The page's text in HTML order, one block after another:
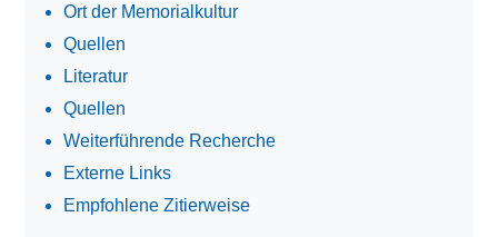
Ort der Memorialkultur
Quellen
Literatur
Quellen
Weiterführende Recherche
Externe Links
Empfohlene Zitierweise